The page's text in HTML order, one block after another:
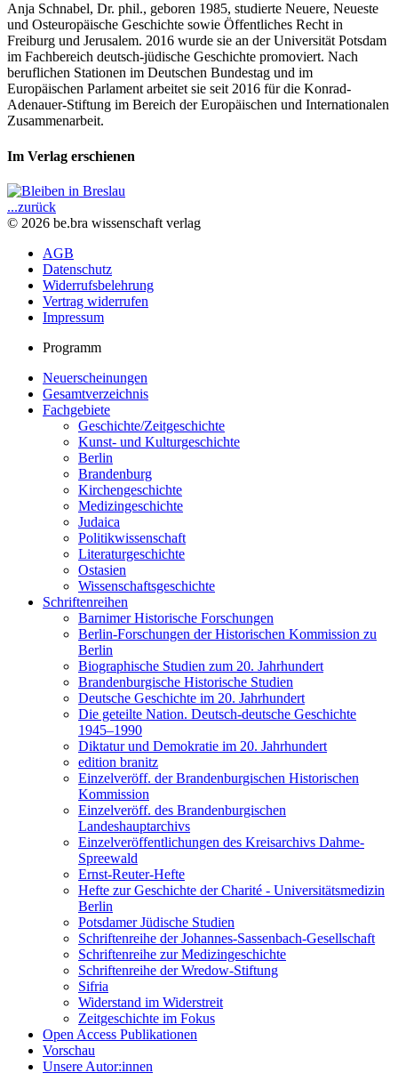
Anja Schnabel, Dr. phil., geboren 1985, studierte Neuere, Neueste
und Osteuropäische Geschichte sowie Öffentliches Recht in
Freiburg und Jerusalem. 2016 wurde sie an der Universität Potsdam
im Fachbereich deutsch-jüdische Geschichte promoviert. Nach
beruflichen Stationen im Deutschen Bundestag und im
Europäischen Parlament arbeitet sie seit 2016 für die Konrad-
Adenauer-Stiftung im Bereich der Europäischen und Internationalen
Zusammenarbeit.
Im Verlag erschienen
...zurück
© 2026 be.bra wissenschaft verlag
AGB
Datenschutz
Widerrufsbelehrung
Vertrag widerrufen
Impressum
Programm
Neuerscheinungen
Gesamtverzeichnis
Fachgebiete
Geschichte/Zeitgeschichte
Kunst- und Kulturgeschichte
Berlin
Brandenburg
Kirchengeschichte
Medizingeschichte
Judaica
Politikwissenschaft
Literaturgeschichte
Ostasien
Wissenschaftsgeschichte
Schriftenreihen
Barnimer Historische Forschungen
Berlin-Forschungen der Historischen Kommission zu
Berlin
Biographische Studien zum 20. Jahrhundert
Brandenburgische Historische Studien
Deutsche Geschichte im 20. Jahrhundert
Die geteilte Nation. Deutsch-deutsche Geschichte
1945–1990
Diktatur und Demokratie im 20. Jahrhundert
edition branitz
Einzelveröff. der Brandenburgischen Historischen
Kommission
Einzelveröff. des Brandenburgischen
Landeshauptarchivs
Einzelveröffentlichungen des Kreisarchivs Dahme-
Spreewald
Ernst-Reuter-Hefte
Hefte zur Geschichte der Charité - Universitätsmedizin
Berlin
Potsdamer Jüdische Studien
Schriftenreihe der Johannes-Sassenbach-Gesellschaft
Schriftenreihe zur Medizingeschichte
Schriftenreihe der Wredow-Stiftung
Sifria
Widerstand im Widerstreit
Zeitgeschichte im Fokus
Open Access Publikationen
Vorschau
Unsere Autor:innen